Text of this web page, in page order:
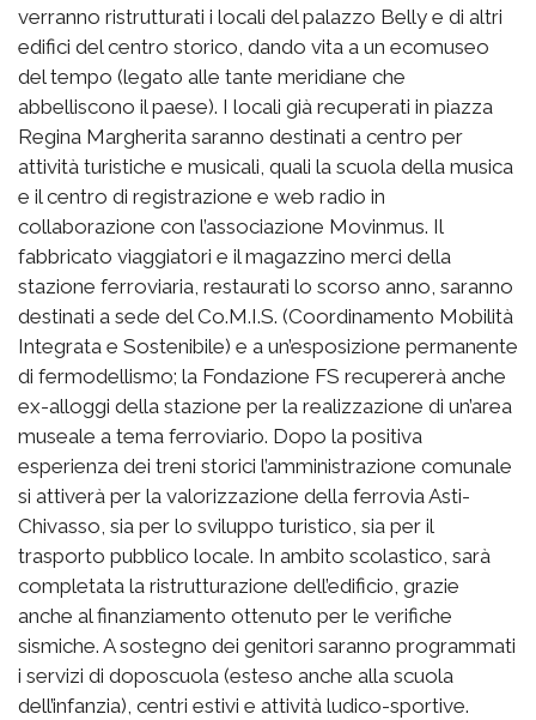
verranno ristrutturati i locali del palazzo Belly e di altri
edifici del centro storico, dando vita a un ecomuseo
del tempo (legato alle tante meridiane che
abbelliscono il paese). I locali già recuperati in piazza
Regina Margherita saranno destinati a centro per
attività turistiche e musicali, quali la scuola della musica
e il centro di registrazione e web radio in
collaborazione con l’associazione Movinmus. Il
fabbricato viaggiatori e il magazzino merci della
stazione ferroviaria, restaurati lo scorso anno, saranno
destinati a sede del Co.M.I.S. (Coordinamento Mobilità
Integrata e Sostenibile) e a un’esposizione permanente
di fermodellismo; la Fondazione FS recupererà anche
ex-alloggi della stazione per la realizzazione di un’area
museale a tema ferroviario. Dopo la positiva
esperienza dei treni storici l’amministrazione comunale
si attiverà per la valorizzazione della ferrovia Asti-
Chivasso, sia per lo sviluppo turistico, sia per il
trasporto pubblico locale. In ambito scolastico, sarà
completata la ristrutturazione dell’edificio, grazie
anche al finanziamento ottenuto per le verifiche
sismiche. A sostegno dei genitori saranno programmati
i servizi di doposcuola (esteso anche alla scuola
dell’infanzia), centri estivi e attività ludico-sportive.